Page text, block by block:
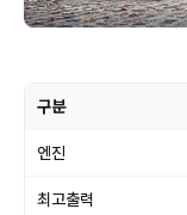
구분
엔진
최고출력